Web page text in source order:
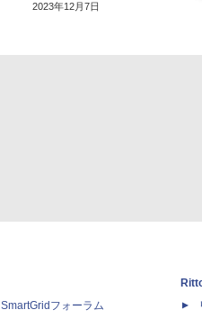
2023年12月7日
SmartGridフォーラム